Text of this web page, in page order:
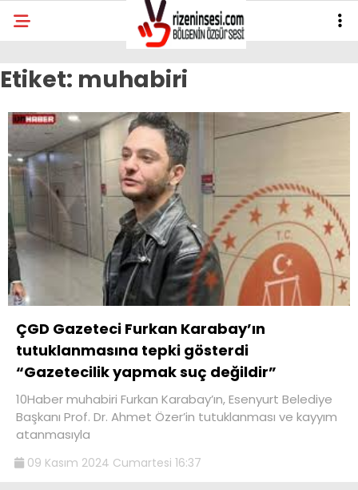
Etiket: muhabiri
ÇGD Gazeteci Furkan Karabay’ın
tutuklanmasına tepki gösterdi
“Gazetecilik yapmak suç değildir”
10Haber muhabiri Furkan Karabay’ın, Esenyurt Belediye
Başkanı Prof. Dr. Ahmet Özer’in tutuklanması ve kayyım
atanmasıyla
09 Kasım 2024 Cumartesi 16:37